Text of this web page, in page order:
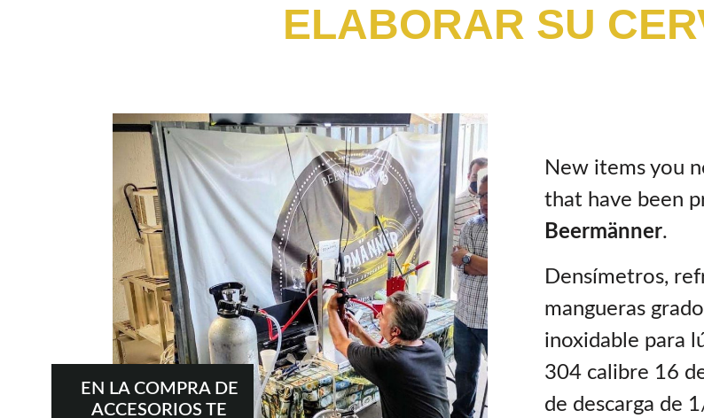
ELABORAR SU
EN LA COMPRA DE
ACCESORIOS TE
New items you
that have been
Beermänner.
Densímetros,
mangueras
inoxidable para
304 calibre 16
de descarga de